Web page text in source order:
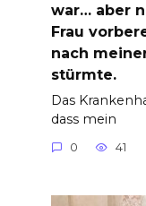
war… aber
Frau
nach
stürmte.
Das
dass mein
0 41